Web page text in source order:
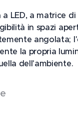
LED, a matrice
in spazi
angolata;
la propria
dell'ambiente.